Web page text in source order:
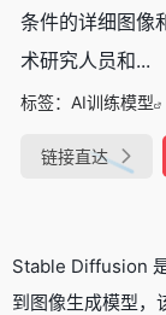
条件的详细图像
术研究人员和...
标签： AI训练模型
链接直达
Stable Diffusion
到图像生成模型，